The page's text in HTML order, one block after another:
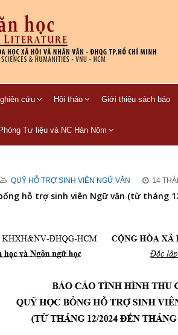
cứu Hội thảo Giới thiệu sách báo
Phòng Tư liệu và NC Hán Nôm
QUỸ HỖ TRỢ SINH VIÊN NGỮ VĂN 14
hỗ trợ sinh viên Ngữ văn (từ tháng